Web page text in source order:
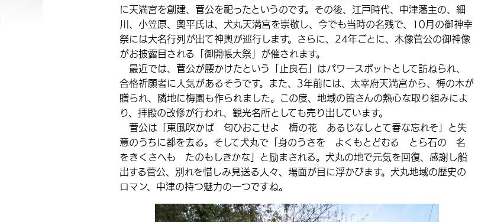
に天満宮を創建、菅公を祀ったというのです。その後、江戸時代、中津藩主の、細
川、小笠原、奥平氏は、犬丸天満宮を崇敬し、今でも当時の名残で、10月の御神幸
祭には大名行列が出て神輿が巡行します。さらに、24年ごとに、木像菅公の御神像
がお披露目される「御開帳大祭」が催されます。
最近では、菅公が腰かけたという「止良石」はパワースポットとして訪ねられ、
合格祈願者に人気があるそうです。また、3年前には、太宰府天満宮から、梅の木が
贈られ、隣地に梅園も作られました。この度、地域の皆さんの熱心な取り組みによ
り、拝殿の改修が行われ、観光名所としても売り出しています。
菅公は「東風吹かば 匂ひおこせよ 梅の花 あるじなしとて春な忘れそ」と失
意のうちに都を去る。そして犬丸で「身のうさを よくもとどむる とら石の 名
をきくさへも たのもしきかな」と励まされる。犬丸の地で元気を回復、感謝し船
出する菅公、別れを惜しみ見送る人々、場面が目に浮かびます。犬丸地域の歴史の
ロマン、中津の持つ魅力の一つですね。